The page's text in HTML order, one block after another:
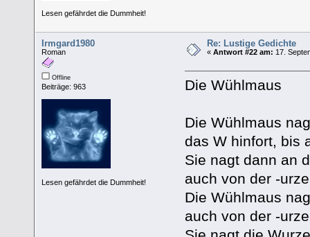
Lesen gefährdet die Dummheit!
Irmgard1980
Roman
Offline
Beiträge: 963
Lesen gefährdet die Dummheit!
Re: Lustige Gedichte
«Antwort #22 am: 17.
Die Wühlmaus
Die Wühlmaus
das W hinfort, bis
Sie nagt dann an
auch von der -
Die Wühlmaus
auch von der -